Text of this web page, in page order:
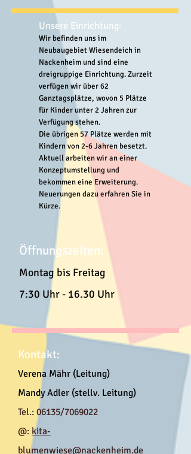
Unsere Einrichtung:
Wir befinden uns im
Neubaugebiet Wiesendeich in
Nackenheim und sind eine
dreigruppige Einrichtung. Zurzeit
verfügen wir über 62
Ganztagsplätze, wovon 5 Plätze
für Kinder unter 2 Jahren zur
Verfügung stehen.
Die übrigen 57 Plätze werden mit
Kindern von 2-6 Jahren besetzt.
Aktuell arbeiten wir an einer
Konzeptumstellung und
bekommen eine Erweiterung.
Neuerungen dazu erfahren Sie in
Kürze.
Öffnungszeiten:
Montag bis Freitag
7:30 Uhr - 16.30 Uhr
Kontakt:
Verena Mähr (Leitung)
Mandy Adler (stellv. Leitung)
Tel.: 06135/7069022
@: kita-
blumenwiese@nackenheim.de